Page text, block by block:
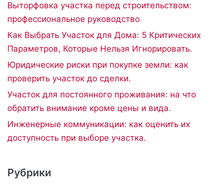
Выторфовка участка перед строительством:
профессиональное руководство
Как Выбрать Участок для Дома: 5 Критических
Параметров, Которые Нельзя Игнорировать.
Юридические риски при покупке земли: как
проверить участок до сделки.
Участок для постоянного проживания: на что
обратить внимание кроме цены и вида.
Инженерные коммуникации: как оценить их
доступность при выборе участка.
Рубрики